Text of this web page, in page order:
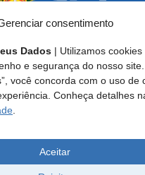
consentimento
Dados | Utilizamos cookies
e segurança do nosso
você concorda com o uso de
Conheça detalhes
Aceitar
02, Bloco D, Ed. Oscar
900 - Brasília/DF
ao Técnico:0800 016-